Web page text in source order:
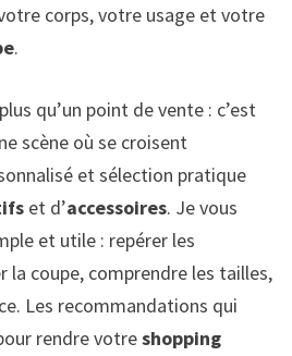
corps, votre usage et votre
.
qu’un point de vente : c’est
scène où se croisent
et sélection pratique
et d’accessoires. Je vous
et utile : repérer les
la coupe, comprendre les tailles,
Les recommandations qui
rendre votreshopping